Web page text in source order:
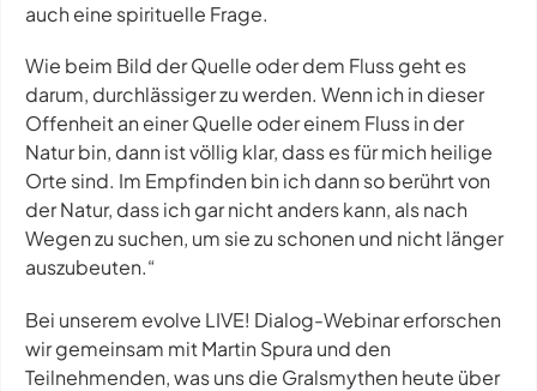
auch eine spirituelle Frage.
Wie beim Bild der Quelle oder dem Fluss geht es
darum, durchlässiger zu werden. Wenn ich in dieser
Offenheit an einer Quelle oder einem Fluss in der
Natur bin, dann ist völlig klar, dass es für mich heilige
Orte sind. Im Empfinden bin ich dann so berührt von
der Natur, dass ich gar nicht anders kann, als nach
Wegen zu suchen, um sie zu schonen und nicht länger
auszubeuten.“
Bei unserem evolve LIVE! Dialog-Webinar erforschen
wir gemeinsam mit Martin Spura und den
Teilnehmenden, was uns die Gralsmythen heute über